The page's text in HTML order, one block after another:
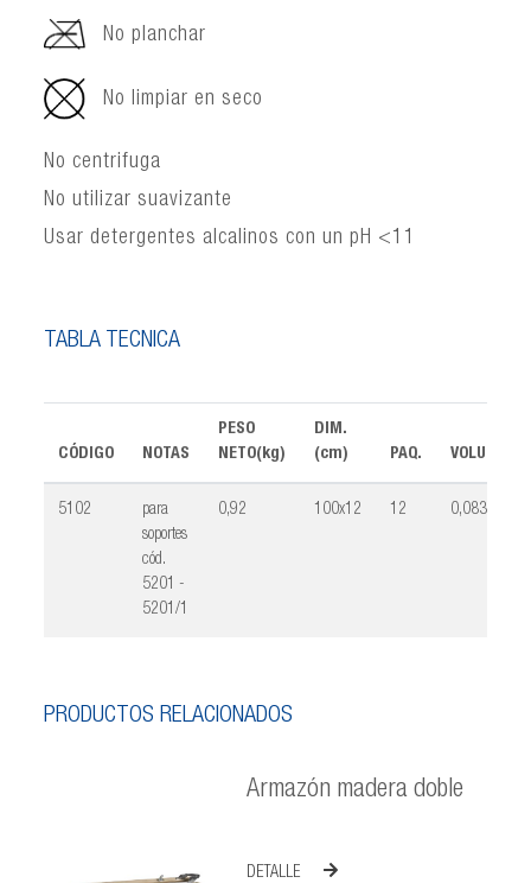
No planchar
No limpiar en seco
No centrifuga
No utilizar suavizante
Usar detergentes alcalinos con un pH <11
TABLA TÉCNICA
CÓDIGO NOTAS
PESO
NETO(kg)
DIM.
(cm)
PAQ.
5102
para
soportes
cód.
5201 -
5201/1
0,92 100x12 12 0,083
PRODUCTOS RELACIONADOS
Armazón madera doble
DETALLE